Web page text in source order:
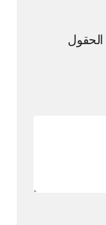
الحقول